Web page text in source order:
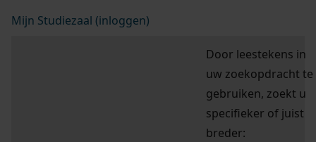
Mijn Studiezaal (inloggen)
Door leestekens in
uw zoekopdracht te
gebruiken, zoekt u
specifieker of juist
breder: